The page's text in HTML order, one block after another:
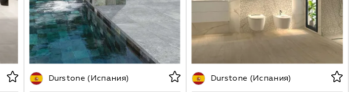
Durstone (Испания) Durstone (Испания)